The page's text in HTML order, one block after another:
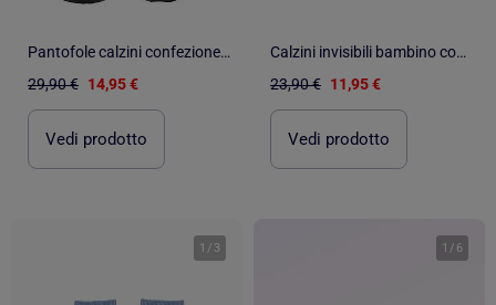
Pantofole calzini confezione da 2 STAR WARS
29,90 € 14,95 €
Vedi prodotto
Calzini invisibili bambino confezione da 6
23,90 € 11,95 €
Vedi prodotto
1 / 3 1 / 6